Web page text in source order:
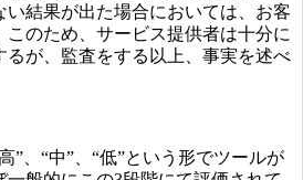
い結果が出た場合においては、お客
このため、サービス提供者は十分に
るが、監査をする以上、事実を述べ
”、“中”、“低”という形でツールが